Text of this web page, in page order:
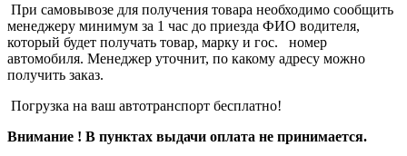
При самовывозе для получения товара необходимо сообщить
менеджеру минимум за 1 час до приезда ФИО водителя,
который будет получать товар, марку и гос. номер
автомобиля. Менеджер уточнит, по какому адресу можно
получить заказ.
Погрузка на ваш автотранспорт бесплатно!
Внимание ! В пунктах выдачи оплата не принимается.